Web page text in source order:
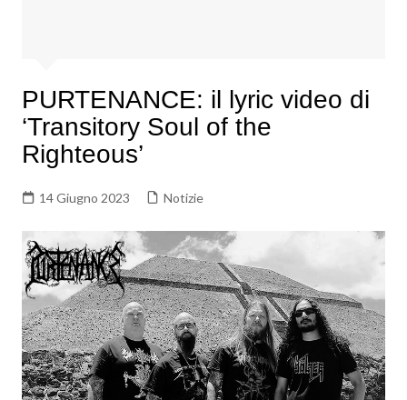
PURTENANCE: il lyric video di
‘Transitory Soul of the
Righteous’
14 Giugno 2023 Notizie